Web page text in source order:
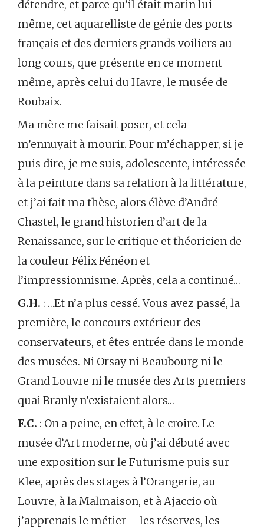
détendre, et parce qu’il était marin lui-
même, cet aquarelliste de génie des ports
français et des derniers grands voiliers au
long cours, que présente en ce moment
même, après celui du Havre, le musée de
Roubaix.
Ma mère me faisait poser, et cela
m’ennuyait à mourir. Pour m’échapper, si je
puis dire, je me suis, adolescente, intéressée
à la peinture dans sa relation à la littérature,
et j’ai fait ma thèse, alors élève d’André
Chastel, le grand historien d’art de la
Renaissance, sur le critique et théoricien de
la couleur Félix Fénéon et
l’impressionnisme. Après, cela a continué…
G.H. : …Et n’a plus cessé. Vous avez passé, la
première, le concours extérieur des
conservateurs, et êtes entrée dans le monde
des musées. Ni Orsay ni Beaubourg ni le
Grand Louvre ni le musée des Arts premiers
quai Branly n’existaient alors…
F.C. : On a peine, en effet, à le croire. Le
musée d’Art moderne, où j’ai débuté avec
une exposition sur le Futurisme puis sur
Klee, après des stages à l’Orangerie, au
Louvre, à la Malmaison, et à Ajaccio où
j’apprenais le métier – les réserves, les